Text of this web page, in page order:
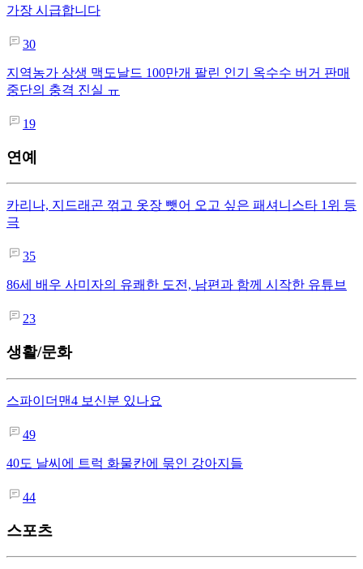
가장 시급합니다
30
지역농가 상생 맥도날드 100만개 팔린 인기 옥수수 버거 판매
중단의 충격 진실 ㅠ
19
연예
카리나, 지드래곤 꺾고 옷장 뺏어 오고 싶은 패셔니스타 1위 등
극
35
86세 배우 사미자의 유쾌한 도전, 남편과 함께 시작한 유튜브
23
생활/문화
스파이더맨4 보신분 있나요
49
40도 날씨에 트럭 화물칸에 묶인 강아지들
44
스포츠